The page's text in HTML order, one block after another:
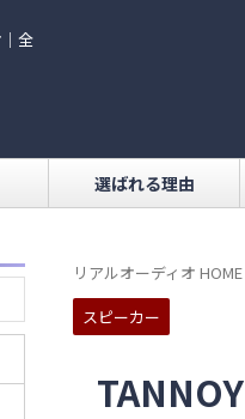
全
選ばれる理由
リアルオーディオ HOME
スピーカー